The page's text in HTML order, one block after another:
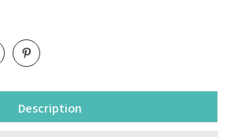
Description